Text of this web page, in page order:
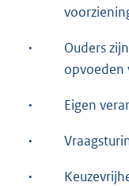
·
Ouders
opvoeden
· Eigen
·
·